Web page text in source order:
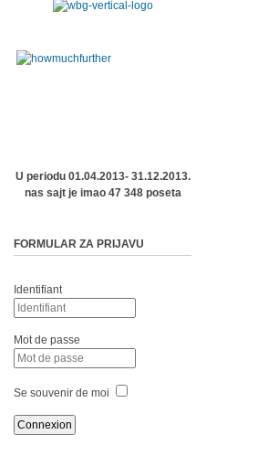
U periodu 01.04.2013- 31.12.2013.
nas sajt je imao 47 348 poseta
FORMULAR ZA PRIJAVU
Identifiant
Mot de passe
Se souvenir de moi